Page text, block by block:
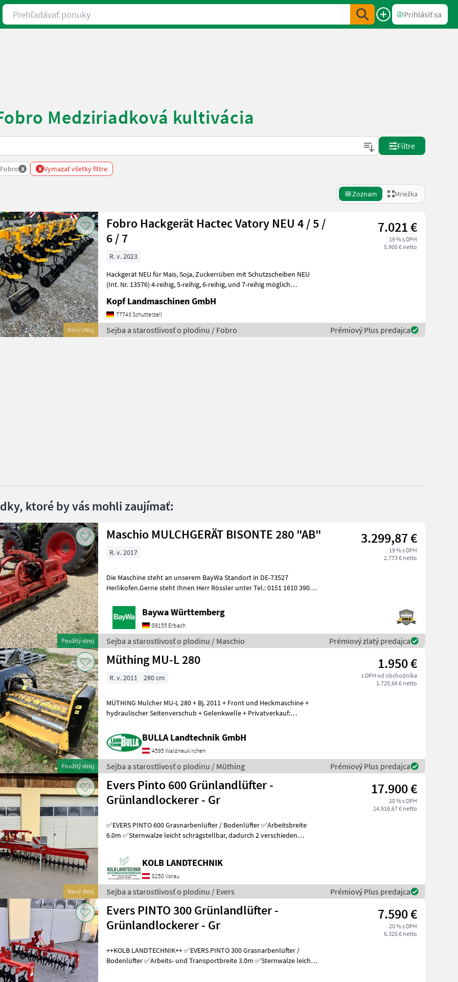
Prehľadávať ponuky
Prihlásiť sa
Medziriadková kultivácia
Filtre
Fobro x x Vymazať všetky filtre
Zoznam Mriežka
Nový stroj
Fobro Hackgerät Hactec Vatory NEU 4 / 5 /
6 / 7
7.021 €
19 % s DPH
5.900 € netto
R. v. 2023
Hackgerät NEU für Mais, Soja, Zuckerrüben mit Schutzscheiben NEU
(Int. Nr. 13576) 4-reihig, 5-reihig, 6-reihig, und 7-reihig möglich
Kopf Landmaschinen GmbH
77743 Schutterzell
Sejba a starostlivosť o plodinu / Fobro Prémiový Plus predajca
ktoré by vás mohli zaujímať:
Použitý stroj
Maschio MULCHGERÄT BISONTE 280 "AB" 3.299,87 €
19 % s DPH
2.773 € netto
R. v. 2017
Die Maschine steht an unserem BayWa Standort in DE-73527
Herlikofen.Gerne steht Ihnen Herr Rössler unter Tel.: 0151 1610 3908
Baywa Württemberg
89155 Erbach
Sejba a starostlivosť o plodinu / Maschio Prémiový zlatý predajca
Použitý stroj
Müthing MU-L 280 1.950 €
s DPH od obchodníka
1.725,66 € netto
R. v. 2011 280 cm
MÜTHING Mulcher MU-L 280 + Bj. 2011 + Front und Heckmaschine +
hydraulischer Seitenverschub + Gelenkwelle + Privatverkauf:
BULLA Landtechnik GmbH
4595 Waldneukirchen
Sejba a starostlivosť o plodinu / Müthing Prémiový Plus predajca
Nový stroj
Evers Pinto 600 Grünlandlüfter -
Grünlandlockerer - Gr
17.900 €
20 % s DPH
14.916,67 € netto
✅EVERS PINTO 600 Grasnarbenlüfter / Bodenlüfter ✅Arbeitsbreite
6.0m ✅Sternwalze leicht schrägstellbar, dadurch 2 verschieden
KOLB LANDTECHNIK
8250 Vorau
Sejba a starostlivosť o plodinu / Evers Prémiový Plus predajca
Evers PINTO 300 Grünlandlüfter -
Grünlandlockerer - Gr
7.590 €
20 % s DPH
6.325 € netto
++KOLB LANDTECHNIK++ ✅EVERS PINTO 300 Grasnarbenlüfter /
Bodenlüfter ✅Arbeits- und Transportbreite 3.0m ✅Sternwalze leicht